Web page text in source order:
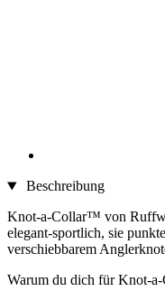
Beschreibung
Knot-a-Collar™ von
elegant-sportlich, sie
verschiebbarem
Warum du dich für Knot-